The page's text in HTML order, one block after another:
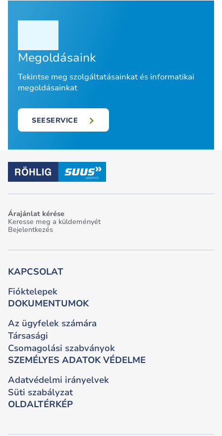
Megoldásaink
Tekintse meg szolgáltatásainkat és informatikai
megoldásainkat
SEESERVICE
Árajánlat kérése
Keresse meg a küldeményét
Bejelentkezés
KAPCSOLAT
Fióktelepek
DOKUMENTUMOK
Az ügyfelek számára
Társasági
Csomagolási szabványok
SZEMÉLYES ADATOK VÉDELME
Adatvédelmi irányelvek
Süti szabályzat
OLDALTÉRKÉP